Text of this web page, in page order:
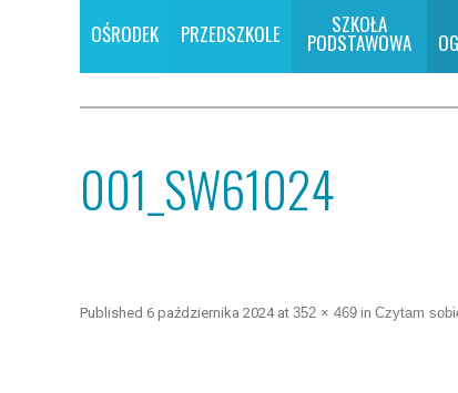
OŚRODEK PRZEDSZKOLE SZKOŁA
PODSTAWOWA
001_SW61024
Published 6 października 2024at 352 × 469 in Czytam